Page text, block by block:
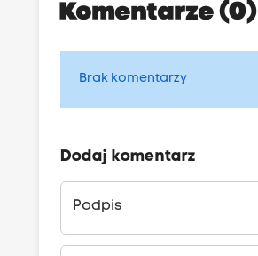
Komentarze (0)
Brak komentarzy
Dodaj komentarz
Podpis